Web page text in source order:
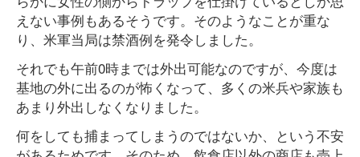
えない事例もあるそうです。そのようなことが重な
り、米軍当局は禁酒例を発令しました。
それでも午前0時までは外出可能なのですが、今度は
基地の外に出るのが怖くなって、多くの米兵や家族も
あまり外出しなくなりました。
何をしても捕まってしまうのではないか、という不安